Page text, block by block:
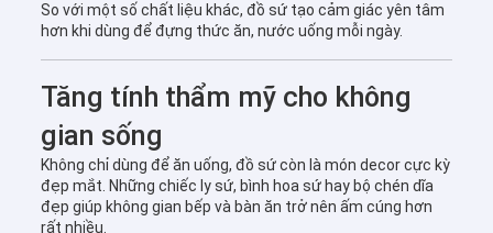
So với một số chất liệu khác, đồ sứ tạo cảm giác yên tâm
hơn khi dùng để đựng thức ăn, nước uống mỗi ngày.
Tăng tính thẩm mỹ cho không
gian sống
Không chỉ dùng để ăn uống, đồ sứ còn là món decor cực kỳ
đẹp mắt. Những chiếc ly sứ, bình hoa sứ hay bộ chén dĩa
đẹp giúp không gian bếp và bàn ăn trở nên ấm cúng hơn
rất nhiều.